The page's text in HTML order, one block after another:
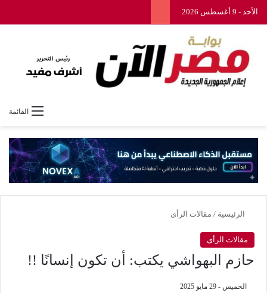
الأحد - 9 أغسطس 2026
القائمة
الرئيسية / مقالات الرأى
مقالات الرأى
حازم البهواشي يكتب: أن تكون إنسانًا !!
الخميس - 29 مايو 2025